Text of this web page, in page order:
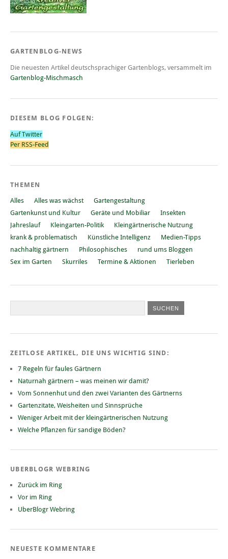
GARTENBLOG-NEWS
Die neuesten Artikel deutschsprachiger Gartenblogs, versammelt im
Gartenblog-Mischmasch
DIESEM BLOG FOLGEN:
Auf Twitter
Per RSS-Feed
THEMEN
Alles Alles was wächst
Gartengestaltung
Gartenkunst und Kultur
Geräte und Mobiliar
Insekten
Jahreslauf
Kleingarten-Politik
Kleingärtnerische Nutzung
krank & problematisch
Künstliche Intelligenz
Medien-Tipps
nachhaltig gärtnern
Philosophisches
rund ums Bloggen
Sex im Garten
Skurriles Termine & Aktionen Tierleben
ZEITLOSE ARTIKEL, DIE UNS WICHTIG SIND:
7 Regeln für faules Gärtnern
Naturnah gärtnern – was meinen wir damit?
Vom Sonnenhut und den zwei Varianten des Gärtnerns
Gartenzitate, Weisheiten und Sinnsprüche
Weniger Arbeit mit der kleingärtnerischen Nutzung
Welche Pflanzen für sandige Böden?
UBERBLOGR WEBRING
Zurück im Ring
Vor im Ring
UberBlogr Webring
NEUESTE KOMMENTARE